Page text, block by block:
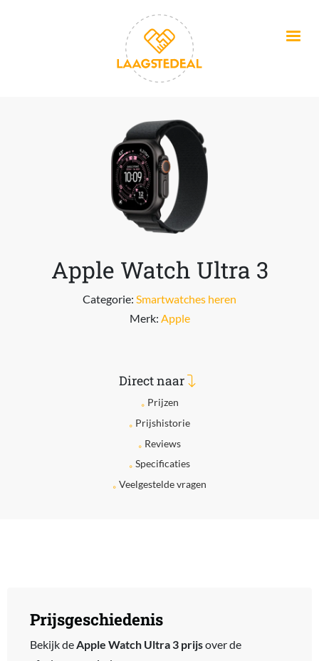
Apple Watch Ultra 3
Categorie: Smartwatches heren
Merk: Apple
Direct naar
Prijzen
Prijshistorie
Reviews
Specificaties
Veelgestelde vragen
Prijsgeschiedenis
Bekijk deApple Watch Ultra 3 prijsover de